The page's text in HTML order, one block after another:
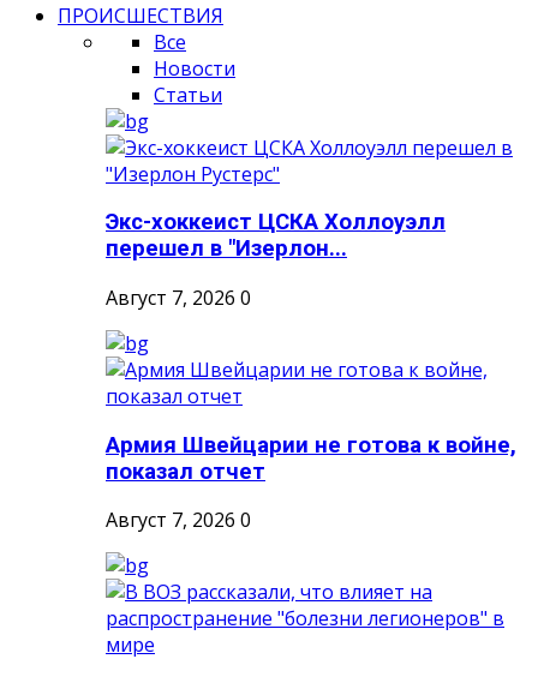
ПРОИСШЕСТВИЯ
Все
Новости
Статьи
Экс-хоккеист ЦСКА Холлоуэлл
перешел в "Изерлон...
Август 7, 2026 0
Армия Швейцарии не готова к войне,
показал отчет
Август 7, 2026 0